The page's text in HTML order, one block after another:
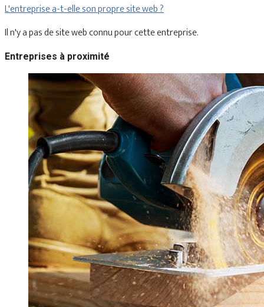
L'entreprise a-t-elle son propre site web ?
Il n'y a pas de site web connu pour cette entreprise.
Entreprises à proximité